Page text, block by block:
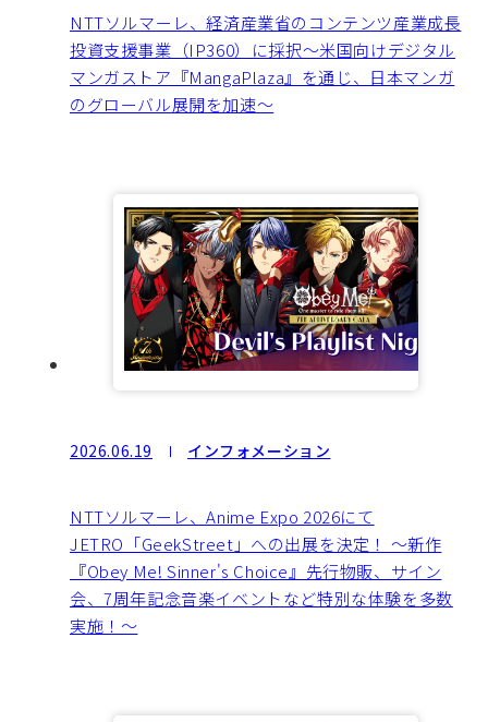
NTTソルマーレ、経済産業省のコンテンツ産業成長
投資支援事業（IP360）に採択〜米国向けデジタル
マンガストア『MangaPlaza』を通じ、日本マンガ
のグローバル展開を加速〜
NTTソルマーレ、Anime Expo 2026にて
JETRO「GeekStreet」への出展を決定！ ～新作
『Obey Me! Sinner's Choice』先行物販、サイン
会、7周年記念音楽イベントなど特別な体験を多数
実施！～
2026.06.19 インフォメーション